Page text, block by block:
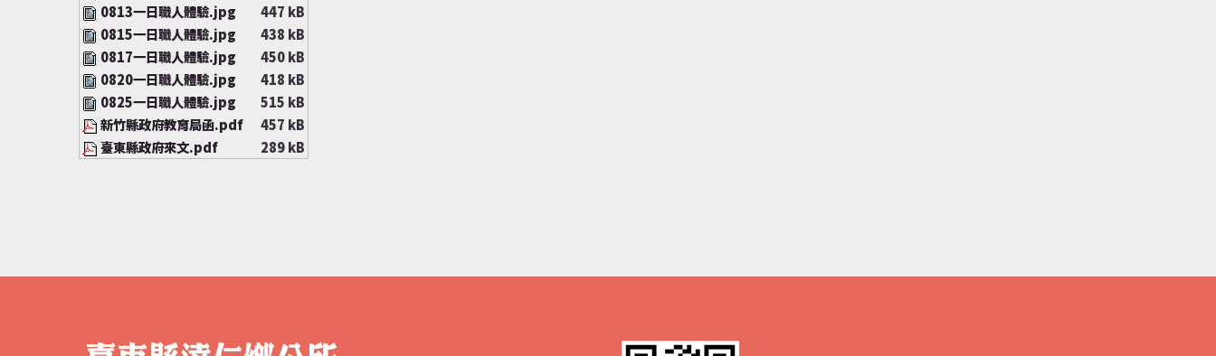
0813一日職人體驗.jpg
447 kB
0815一日職人體驗.jpg
438 kB
0817一日職人體驗.jpg
450 kB
0820一日職人體驗.jpg
418 kB
0825一日職人體驗.jpg
515 kB
新竹縣政府教育局函.pdf
457 kB
臺東縣政府來文.pdf
289 kB